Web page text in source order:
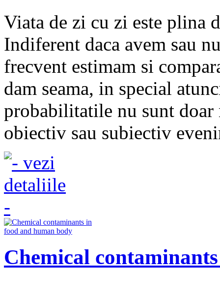
Viata de zi cu zi este plina
Indiferent daca avem sau
frecvent estimam si
dam seama, in special
probabilitatile nu sunt doar
obiectiv sau subiectiv
Chemical